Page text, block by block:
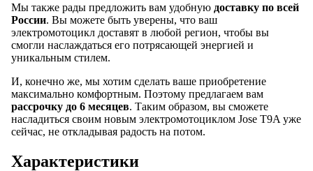
Мы также рады предложить вам удобную доставку по всей
России. Вы можете быть уверены, что ваш
электромотоцикл доставят в любой регион, чтобы вы
смогли наслаждаться его потрясающей энергией и
уникальным стилем.
И, конечно же, мы хотим сделать ваше приобретение
максимально комфортным. Поэтому предлагаем вам
рассрочку до 6 месяцев. Таким образом, вы сможете
насладиться своим новым электромотоциклом Jose T9A уже
сейчас, не откладывая радость на потом.
Характеристики